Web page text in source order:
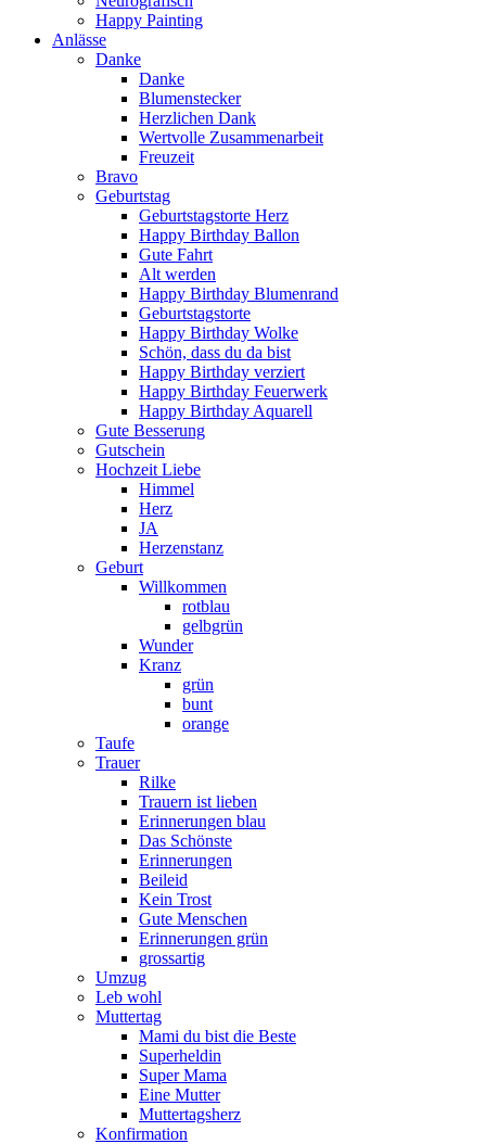
Happy Painting
Anlässe
Danke
Danke
Blumenstecker
Herzlichen Dank
Wertvolle Zusammenarbeit
Freuzeit
Bravo
Geburtstag
Geburtstagstorte Herz
Happy Birthday Ballon
Gute Fahrt
Alt werden
Happy Birthday Blumenrand
Geburtstagstorte
Happy Birthday Wolke
Schön, dass du da bist
Happy Birthday verziert
Happy Birthday Feuerwerk
Happy Birthday Aquarell
Gute Besserung
Gutschein
Hochzeit Liebe
Himmel
Herz
JA
Herzenstanz
Geburt
Willkommen
rotblau
gelbgrün
Wunder
Kranz
grün
bunt
orange
Taufe
Trauer
Rilke
Trauern ist lieben
Erinnerungen blau
Das Schönste
Erinnerungen
Beileid
Kein Trost
Gute Menschen
Erinnerungen grün
grossartig
Umzug
Leb wohl
Muttertag
Mami du bist die Beste
Superheldin
Super Mama
Eine Mutter
Muttertagsherz
Konfirmation